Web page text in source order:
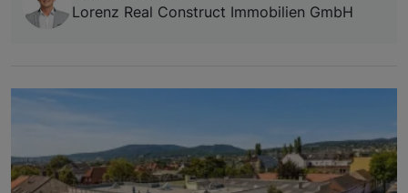
Lorenz Real Construct Immobilien GmbH